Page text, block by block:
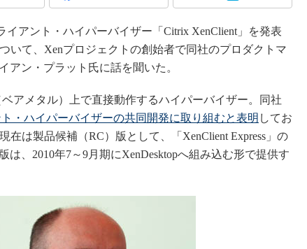
イアント・ハイパーバイザー「Citrix XenClient」を発表
いて、Xenプロジェクトの創始者で同社のプロダクトマ
アン・プラット氏に話を聞いた。
アメタル）上で直接動作するハイパーバイザー。同社
・ハイパーバイザーの共同開発に取り組むと表明 してお
在は製品候補（RC）版として、「XenClient Express」の
は、2010年7～9月期にXenDesktopへ組み込む形で提供す